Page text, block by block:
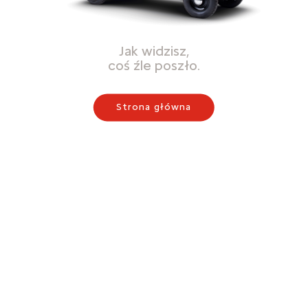
Jak widzisz,
coś źle poszło.
Strona główna